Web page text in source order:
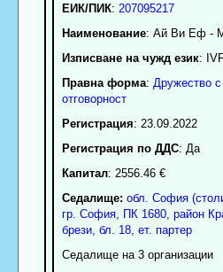
ЕИК/ПИК: 207095217
Наименование: Ай Ви Еф -
Изписване на чужд език:
Правна форма: Дружество с
отговорност
Регистрация: 23.09.2022
Регистрация по ДДС: Да
Капитал: 2556.46 €
Седалище: обл. София
гр. София, ПК 1680, район
брези, бл. 18, ет. партер
Седалище на 3 организации